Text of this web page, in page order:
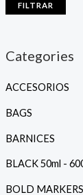
FILTRAR
Categories
ACCESORIOS
BAGS
BARNICES
BLACK 50ml -
BOLD MARKERS